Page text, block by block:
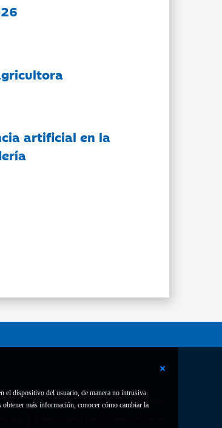
el dispositivo del usuario, de manera no intrusiva.
más información, conocer cómo cambiar la
artificial en la
Contacto Declaración de accesibilidad